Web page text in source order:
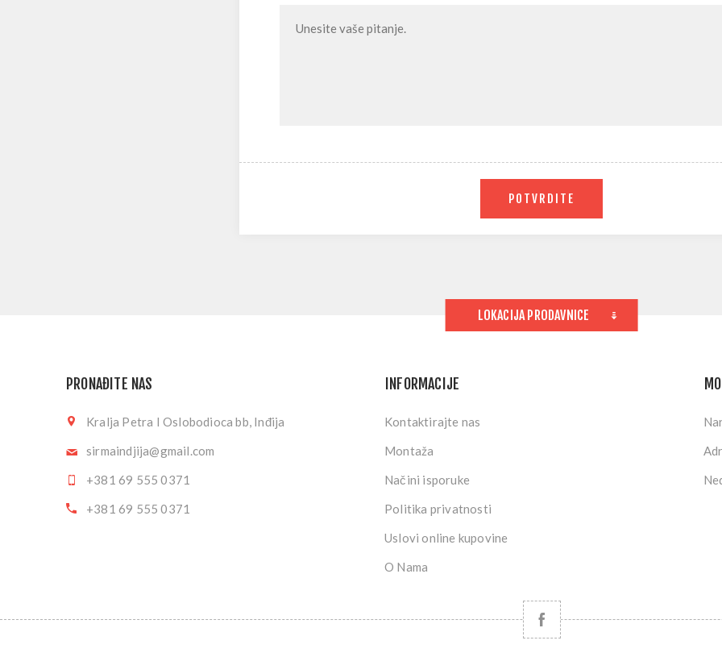
POTVRDITE
LOKACIJA PRODAVNICE
PRONAĐITE NAS
Kralja Petra I Oslobodioca bb, Inđija
sirmaindjija@gmail.com
+381 69 555 0371
+381 69 555 0371
INFORMACIJE
Kontaktirajte nas
Montaža
Načini isporuke
Politika privatnosti
Uslovi online kupovine
O Nama